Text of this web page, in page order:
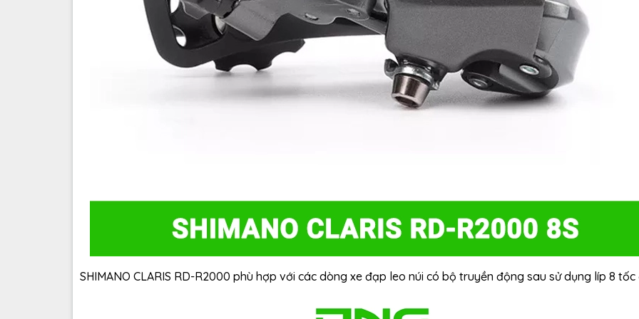
SHIMANO CLARIS RD-R2000 phù hợp với các dòng xe đạp leo núi có bộ truyền động sau sử dụng líp 8 tốc